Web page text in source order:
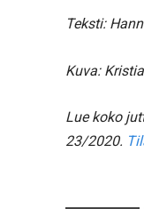
Teksti:
Kuva:
Lue koko
23/2020.